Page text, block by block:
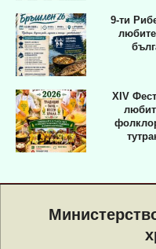
9-ти
XIV
Navigation